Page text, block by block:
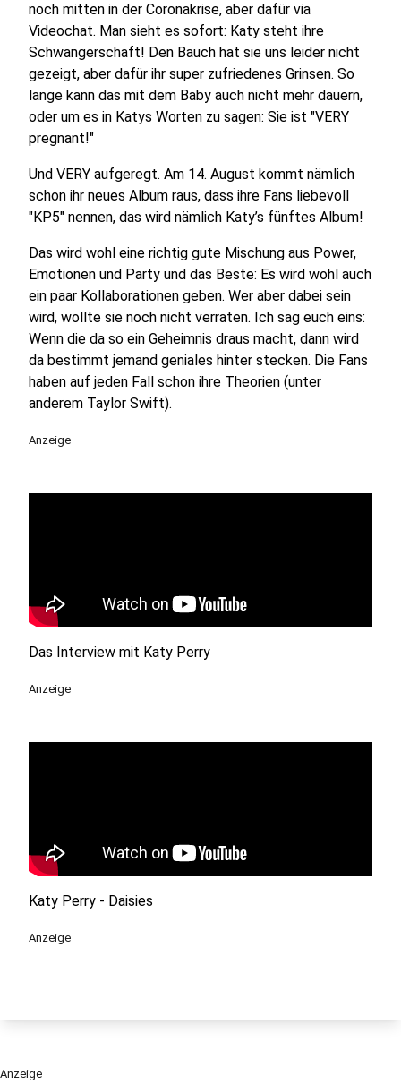
noch mitten in der Coronakrise, aber dafür via
Videochat. Man sieht es sofort: Katy steht ihre
Schwangerschaft! Den Bauch hat sie uns leider nicht
gezeigt, aber dafür ihr super zufriedenes Grinsen. So
lange kann das mit dem Baby auch nicht mehr dauern,
oder um es in Katys Worten zu sagen: Sie ist "VERY
pregnant!"
Und VERY aufgeregt. Am 14. August kommt nämlich
schon ihr neues Album raus, dass ihre Fans liebevoll
"KP5" nennen, das wird nämlich Katy’s fünftes Album!
Das wird wohl eine richtig gute Mischung aus Power,
Emotionen und Party und das Beste: Es wird wohl auch
ein paar Kollaborationen geben. Wer aber dabei sein
wird, wollte sie noch nicht verraten. Ich sag euch eins:
Wenn die da so ein Geheimnis draus macht, dann wird
da bestimmt jemand geniales hinter stecken. Die Fans
haben auf jeden Fall schon ihre Theorien (unter
anderem Taylor Swift).
Anzeige
Das Interview mit Katy Perry
Anzeige
Katy Perry - Daisies
Anzeige
Anzeige